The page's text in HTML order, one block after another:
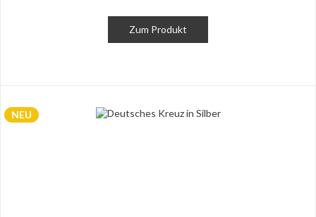
Zum Produkt
NEU